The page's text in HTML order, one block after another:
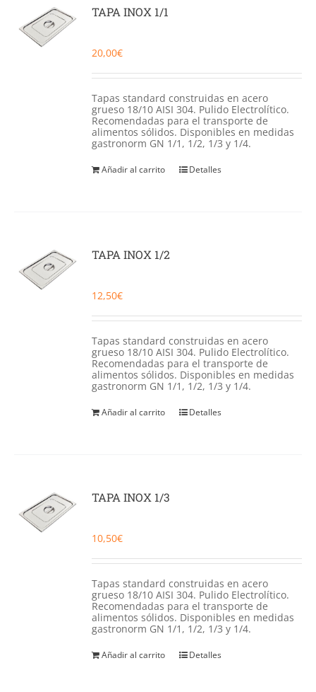
Food Service y Vending
TAPA INOX 1/1
20,00€
Tapas standard construidas en acero
grueso 18/10 AISI 304. Pulido Electrolítico.
Recomendadas para el transporte de
alimentos sólidos. Disponibles en medidas
gastronorm GN 1/1, 1/2, 1/3 y 1/4.
Añadir al carrito Detalles
TAPA INOX 1/2
12,50€
Tapas standard construidas en acero
grueso 18/10 AISI 304. Pulido Electrolítico.
Recomendadas para el transporte de
alimentos sólidos. Disponibles en medidas
gastronorm GN 1/1, 1/2, 1/3 y 1/4.
Añadir al carrito Detalles
TAPA INOX 1/3
10,50€
Tapas standard construidas en acero
grueso 18/10 AISI 304. Pulido Electrolítico.
Recomendadas para el transporte de
alimentos sólidos. Disponibles en medidas
gastronorm GN 1/1, 1/2, 1/3 y 1/4.
Añadir al carrito Detalles